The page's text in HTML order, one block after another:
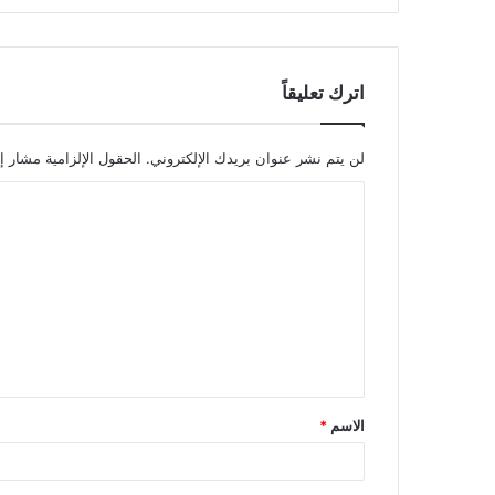
اترك تعليقاً
لن يتم نشر عنوان بريدك الإلكتروني. الحقول الإلزامية مشار
الاسم *